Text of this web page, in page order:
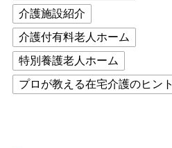
介護施設紹介
介護付有料老人ホーム
特別養護老人ホーム
プロが教える在宅介護のヒント